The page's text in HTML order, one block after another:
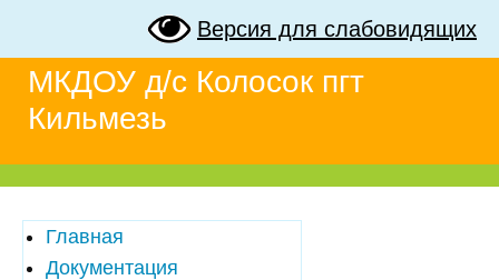
Версия для слабовидящих
МКДОУ д/с Колосок пгт
Кильмезь
Главная
Документация